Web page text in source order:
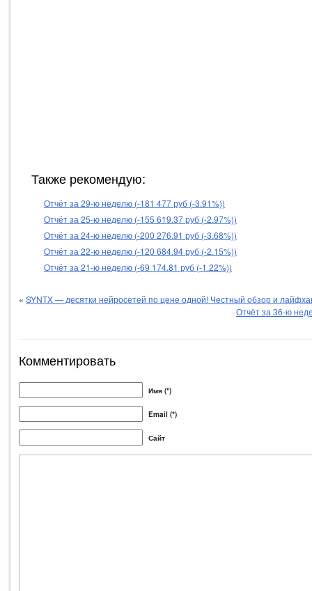
Также рекомендую:
Отчёт за 29-ю неделю (-181 477 руб (-3.91%))
Отчёт за 25-ю неделю (-155 619.37 руб (-2.97%))
Отчёт за 24-ю неделю (-200 276.91 руб (-3.68%))
Отчёт за 22-ю неделю (-120 684.94 руб (-2.15%))
Отчёт за 21-ю неделю (-69 174.81 руб (-1.22%))
« SYNTX — десятки нейросетей по цене одной! Честный обзор и
Отчёт за 36-ю
Комментировать
Имя (*)
Email (*)
Сайт